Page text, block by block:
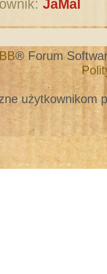
JaMal
® Forum
użytkownikom